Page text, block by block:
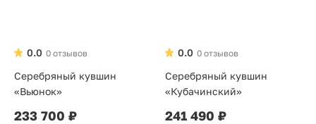
0 отзывов
0.0
Серебряный кувшин
«Вьюнок»
233 700 ₽
0 отзывов
0.0
Серебряный кувшин
«Кубачинский»
241 490 ₽